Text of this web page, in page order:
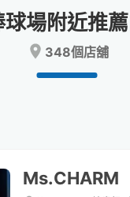
the
場附近推
348個店舖
Ms.CHARM